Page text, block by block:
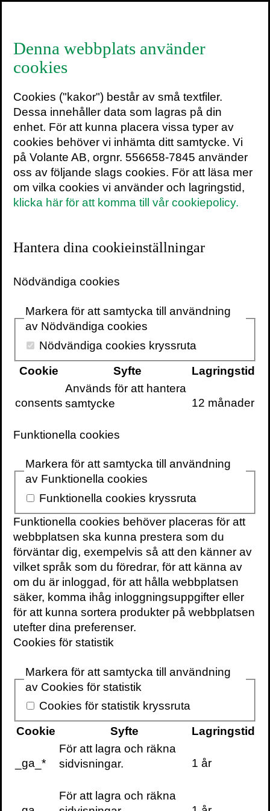
Simon Elvnäs
Leg. arbetsterapeut, magister i
ergonomi och doktorand vid KTH.
Sedan 2010 driver han ett
uppmärksammat
forskningsprojekt som studerar
det faktiska beteendet hos ledare
Simon Elvnäs studerat ledares
verksamheter. Mer om Simon
TEXTARKIV
BÖCKER
Effektiv vs. effektfull
Att varaeffektiv är att hinna med många
saker på kort tid. Att varaeffektfull
ut största möjliga effekt av den arbetsinsats
man gör.
Sverige och säkert andra länder med oss
är fyllt av chefer och ledare som arbetar för
en ökad effektivitet. När jag frågar dem om
vad effektivitet handlar om beskriver de hur
de försöker hinna med många saker på
kort tid. När något inte blir bra måste de
hinna med ännu fler saker på ännu kortare
Till att börja med vill jag tydliggöra
begreppet tid här. Tiden är konstant och
dygnet har 24 timmar, det gäller alla.
Normal arbetstid motsvarar 40 timmar per
vecka och en arbetsdag brukar vara runt
åtta timmar i snitt. Att skylla på tiden, att
både dumt och omöjligt. Tiden är konstant
Denna webbplats använder
cookies
Cookies ("kakor") består av små textfiler.
Dessa innehåller data som lagras på din
enhet. För att kunna placera vissa typer av
cookies behöver vi inhämta ditt samtycke. Vi
på Volante AB, orgnr. 556658-7845 använder
oss av följande slags cookies. För att läsa mer
om vilka cookies vi använder och lagringstid,
klicka här för att komma till vår cookiepolicy.
Hantera dina cookieinställningar
Nödvändiga cookies
Markera för att samtycka till användning
av Nödvändiga cookies
Nödvändiga cookies kryssruta
Cookie
Syfte Lagringstid
consents
Används för att hantera
samtycke
12 månader
Funktionella cookies
Markera för att samtycka till användning
av Funktionella cookies
Funktionella cookies kryssruta
Funktionella cookies behöver placeras för att
webbplatsen ska kunna prestera som du
förväntar dig, exempelvis så att den känner av
vilket språk som du föredrar, för att känna av
om du är inloggad, för att hålla webbplatsen
säker, komma ihåg inloggningsuppgifter eller
för att kunna sortera produkter på webbplatsen
utefter dina preferenser.
Cookies för statistik
Markera för att samtycka till användning
av Cookies för statistik
Cookies för statistik kryssruta
Cookie
Syfte Lagringstid
_ga_*
För att lagra och räkna
sidvisningar.
1 år
För att lagra och räkna